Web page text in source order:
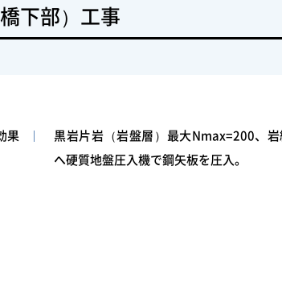
下部）工事
果
黒岩片岩（岩盤層）最大Nmax=200、
へ硬質地盤圧入機で鋼矢板を圧入。